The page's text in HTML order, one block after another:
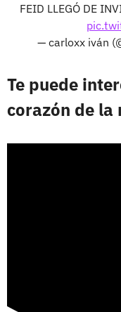
FEID LLEGÓ DE
— carloxx iván
Te puede
corazón de la